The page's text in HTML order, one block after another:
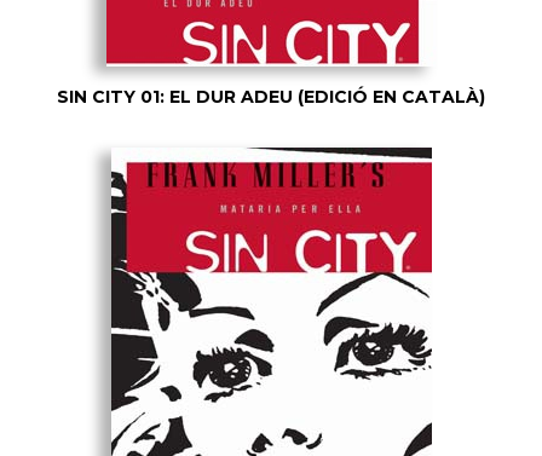
SIN CITY 01: EL DUR ADEU (EDICIÓ EN CATALÀ)